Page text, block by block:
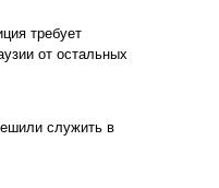
требует
от остальных
служить в